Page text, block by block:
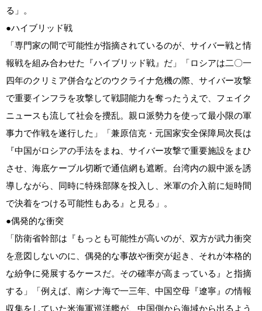
る」。
●ハイブリッド戦
「専門家の間で可能性が指摘されているのが、サイバー戦と情
報戦を組み合わせた『ハイブリッド戦』だ」「ロシアは二〇一
四年のクリミア併合などのウクライナ危機の際、サイバー攻撃
で重要インフラを攻撃して戦闘能力を奪ったうえで、フェイク
ニュースも流して社会を攪乱。親ロ派勢力を使って最小限の軍
事力で作戦を遂行した」「兼原信克・元国家安全保障局次長は
『中国がロシアの手法をまね、サイバー攻撃で重要施設をまひ
させ、海底ケーブル切断で通信網も遮断。台湾内の親中派を誘
導しながら、同時に特殊部隊を投入し、米軍の介入前に短時間
で決着をつける可能性もある』と見る」。
●偶発的な衝突
「防衛省幹部は『もっとも可能性が高いのが、双方が武力衝突
を意図しないのに、偶発的な事故や衝突が起き、それが本格的
な紛争に発展するケースだ。その確率が高まっている』と指摘
する」「例えば、南シナ海で一三年、中国空母『遼寧』の情報
収集をしていた米海軍巡洋艦が、中国側から海域から出るよう